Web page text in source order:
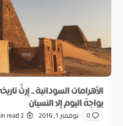
الأهرامات السودانية .. إرثٌ
يواجهُ اليوم إلا النسيان
0 نوفمبر 1, 2016 2 min read